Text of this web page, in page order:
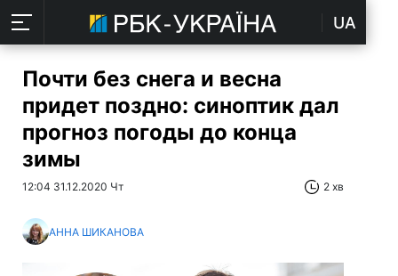
UA
Почти без снега и весна
придет поздно: синоптик дал
прогноз погоды до конца
зимы
12:04 31.12.2020 Чт 2 хв
АННА ШИКАНОВА